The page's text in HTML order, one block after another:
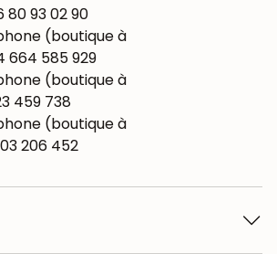
80 93 02 90
(boutique à
664 585 929
(boutique à
459 738
(boutique à
206 452
en bois